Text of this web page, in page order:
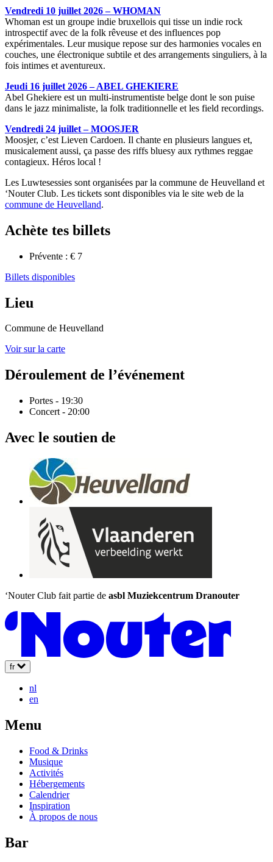
Vendredi 10 juillet 2026 – WHOMAN
Whoman est un groupe indie bruxellois qui tisse un indie rock
introspectif avec de la folk rêveuse et des influences pop
expérimentales. Leur musique repose sur des harmonies vocales en
couches, une électronique subtile et des arrangements singuliers, à la
fois intimes et aventureux.
Jeudi 16 juillet 2026 – ABEL GHEKIERE
Abel Ghekiere est un multi-instrumentiste belge dont le son puise
dans le jazz minimaliste, la folk traditionnelle et les field recordings.
Vendredi 24 juillet – MOOSJER
Moosjer, c’est Lieven Cardoen. Il chante en plusieurs langues et,
musicalement aussi, ça passe des riffs bluesy aux rythmes reggae
contagieux. Héros local !
Les Luwtesessies sont organisées par la commune de Heuvelland et
‘Nouter Club. Les tickets sont disponibles via le site web de la
commune de Heuvelland.
Achète tes billets
Prévente : € 7
Billets disponibles
Lieu
Commune de Heuvelland
Voir sur la carte
Déroulement de l’événement
Portes - 19:30
Concert - 20:00
Avec le soutien de
‘Nouter Club fait partie de asbl Muziekcentrum Dranouter
fr
nl
en
Menu
Food & Drinks
Musique
Activités
Hébergements
Calendrier
Inspiration
À propos de nous
Bar